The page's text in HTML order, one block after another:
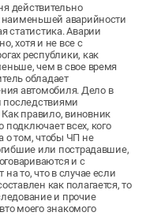
действительно
наименьшей аварийности
статистика. Аварии
хотя и не все с
республики, как
чем в свое время
обладает
автомобиля. Дело в
последствиями
правило, виновник
всех, кого
о том, чтобы ЧП не
или пострадавшие,
и с
то, что в случае если
как полагается, то
и прочие
моего знакомого